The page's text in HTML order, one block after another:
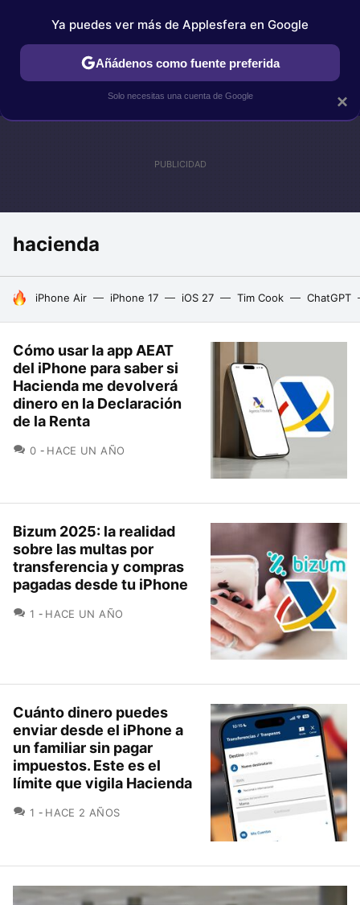
IPHONE TUTORIALES APPLESFERA SELECCIÓN
hacienda
HOY SE HABLA DE
iPhone Air iPhone 17 iOS 27 Tim Cook ChatGPT
Cómo usar la app AEAT
del iPhone para saber si
Hacienda me devolverá
dinero en la Declaración
de la Renta
0 COMENTARIOS
HACE UN AÑO
Bizum 2025: la realidad
sobre las multas por
transferencia y compras
pagadas desde tu iPhone
1 COMENTARIOS
HACE UN AÑO
Cuánto dinero puedes
enviar desde el iPhone a
un familiar sin pagar
impuestos. Este es el
límite que vigila Hacienda
1 COMENTARIOS
HACE 2 AÑOS
×
Ya puedes ver más de Applesfera en Google
Añádenos como fuente preferida
Solo necesitas una cuenta de Google